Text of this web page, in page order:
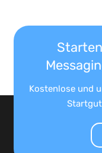
Kostenlose und